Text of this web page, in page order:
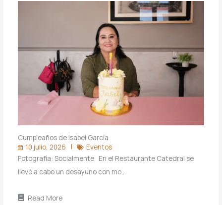
Cumpleaños de Isabel García
10 julio, 2026
Eventos
Fotografía: Socialmente En el Restaurante Catedral se
llevó a cabo un desayuno con mo…
Read More